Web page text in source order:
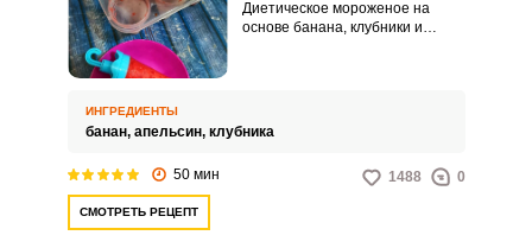
Диетическое мороженое на
основе банана, клубники и
вкусов подойдет для похудения,
так как не содержит сахара и
всего обрадуются дети, увидев и
ИНГРЕДИЕНТЫ
банан, апельсин, клубника
50 мин 1488 0
СМОТРЕТЬ РЕЦЕПТ